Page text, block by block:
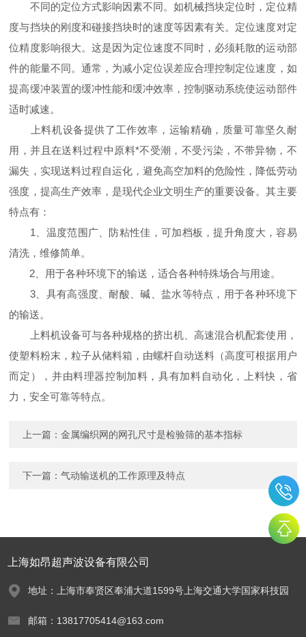
不同的定位方式影响因素不同。如机械挡块定位时，定位精
度与挡块的刚度和碰接挡块时的速度等因素有关。定位速度对定
位精度影响很大。这是因为定位速度不同时，必须耗散的运动部
件的能量不同。通常，为减小定位误差应合理控制定位速度，如
提高缓冲装置的缓冲性能和缓冲效率，控制驱动系统使运动部件
适时减速。
上料机设备提供了工作效率，运输精确，质量可靠坚久耐
用，并且在送料过程中原料*不受潮，不受污染，不带异物，不
漏失，实现送料过程自运化，避免高空加料的危险性，降低劳动
强度，提高生产效率，是现代企业文明生产的重要设备。其主要
特点有：
1、温度范围广、防粘性佳，可加档板，提升角度大，容易
清洗，维修简单。
2、用于各种环境下的输送，适合各种特殊场合与用途。
3、具有高强度、耐酸、碱、盐水等特点，用于各种环境下
的输送。
上料机设备可与各种规格的挤出机、高速混合机配套使用，
使塑料粉末，粒子从储料箱，由螺杆自动送料（高度可根据用户
而定），并由料理器控制加料，具有加料自动化，上料快，省
力，安全可靠等特点。
上一篇：金属编织网的网孔尺寸是检验筛的基本指标
下一篇：气动输送机的工作原理及特点
上海如昂超声波设备有限公司
地址：上海市奉贤区奉浦大道1599号上海交通大学国家科技园
邮箱：13817705414@163.com